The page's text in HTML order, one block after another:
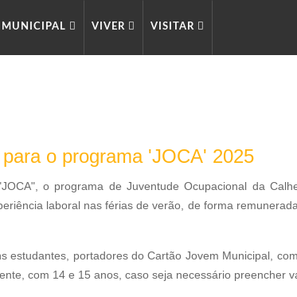
VIVER VISITAR
o programa 'JOCA' 2025
o programa de Juventude Ocupacional da
laboral nas férias de verão, de forma
estudantes, portadores do Cartão Jovem Municipal,
com 14 e 15 anos, caso seja necessário preencher